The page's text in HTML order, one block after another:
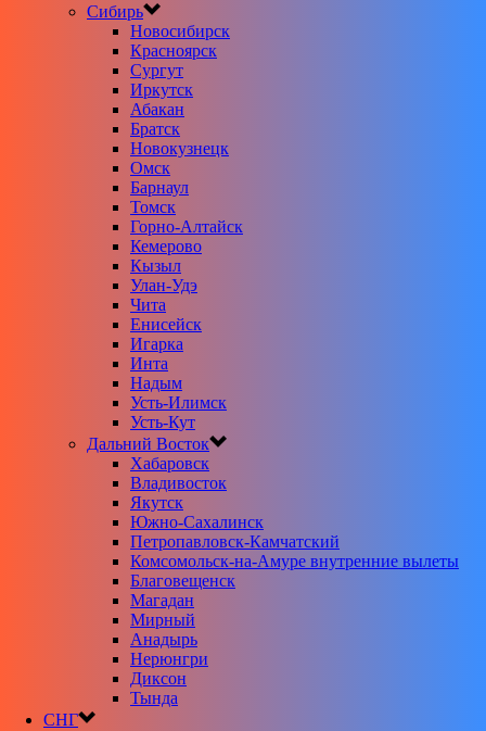
Сибирь
Новосибирск
Красноярск
Сургут
Иркутск
Абакан
Братск
Новокузнецк
Омск
Барнаул
Томск
Горно-Алтайск
Кемерово
Кызыл
Улан-Удэ
Чита
Енисейск
Игарка
Инта
Надым
Усть-Илимск
Усть-Кут
Дальний Восток
Хабаровск
Владивосток
Якутск
Южно-Сахалинск
Петропавловск-Камчатский
Комсомольск-на-Амуре внутренние вылеты
Благовещенск
Магадан
Мирный
Анадырь
Нерюнгри
Диксон
Тында
СНГ